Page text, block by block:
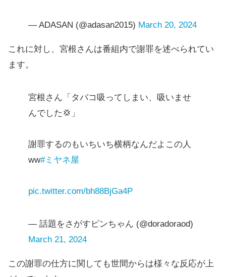
— ADASAN (@adasan2015) March 20, 2024
これに対し、宮根さんは番組内で謝罪を述べられてい
ます。
宮根さん「タバコ吸ってしまい、吸いませ
んでした💢」
謝罪するのもいちいち横柄なんだよこの人
ww#ミヤネ屋
pic.twitter.com/bh88BjGa4P
— 話題をさがすピンちゃん (@doradoraod)
March 21, 2024
この謝罪の仕方に関しても世間からは様々な反応が上